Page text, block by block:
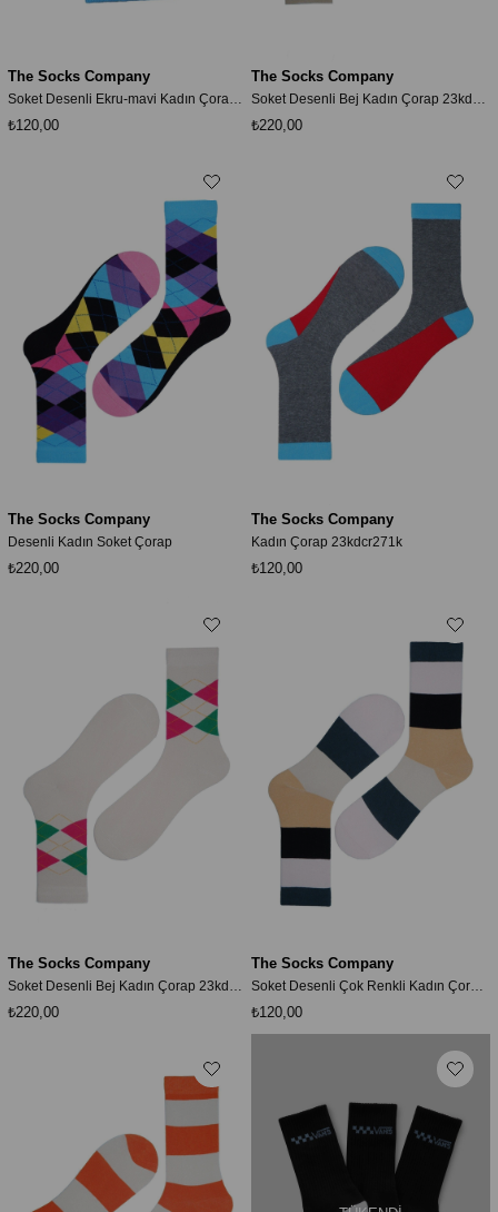
The Socks Company
₺120,00
The Socks Company
₺220,00
The Socks Company
Desenli Kadın Soket Çorap
₺220,00
The Socks Company
Kadın Çorap 23kdcr271k
₺120,00
The Socks Company
₺220,00
The Socks Company
₺120,00